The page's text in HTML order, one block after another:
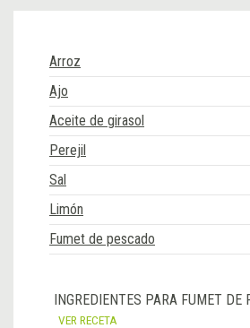
Arroz
Ajo
Aceite de girasol
Perejil
Sal
Limón
Fumet de pescado
INGREDIENTES PARA FUMET DE
VER RECETA